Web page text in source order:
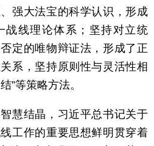
强大法宝的科学认识，形成
战线理论体系；坚持对立统
定的唯物辩证法，形成了正
系，坚持原则性与灵活性相
等策略方法。
结晶，习近平总书记关于
工作的重要思想鲜明贯穿着